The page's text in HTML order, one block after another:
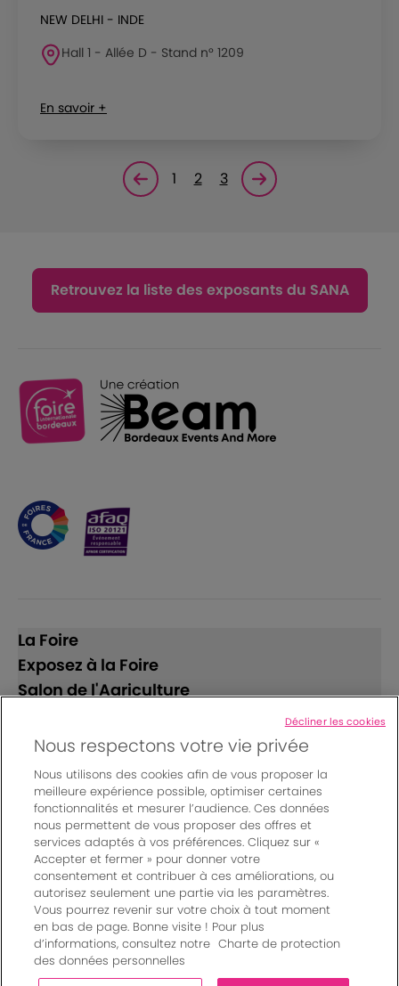
NEW DELHI - INDE
Hall 1 - Allée D - Stand n° 1209
En savoir +
Page précédente
1 2 3 Page suivante<
Retrouvez la liste des exposants du SANA
La Foire
Exposez à la Foire
Salon de l'Agriculture
Suivez-nous
© Bordeaux Events And More | Rue Jean Samazeuilh - CS
20088 - 33070 Bordeaux cedex - France
Mentions légales|
Règlement général des manifestations
Un événement organisé par Bordeaux Events And More
Charte de protection des données personnelles
Nous respectons votre vie privée
Nous utilisons des cookies afin de vous proposer la
meilleure expérience possible, optimiser certaines
fonctionnalités et mesurer l’audience. Ces données
nous permettent de vous proposer des offres et
services adaptés à vos préférences. Cliquez sur «
Accepter et fermer » pour donner votre
consentement et contribuer à ces améliorations, ou
autorisez seulement une partie via les paramètres.
Vous pourrez revenir sur votre choix à tout moment
en bas de page. Bonne visite ! Pour plus
d’informations, consultez notre Charte de protection
des données personnelles
Décliner les cookies